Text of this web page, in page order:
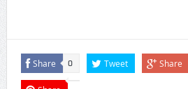
Share 0 Tweet Share